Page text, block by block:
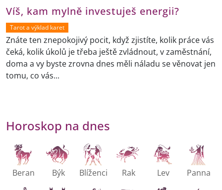
Znáte ten znepokojivý pocit, když zjistíte, kolik práce vás
čeká, kolik úkolů je třeba ještě zvládnout, v zaměstnání,
doma a vy byste zrovna dnes měli náladu se věnovat jen
tomu, co vás...